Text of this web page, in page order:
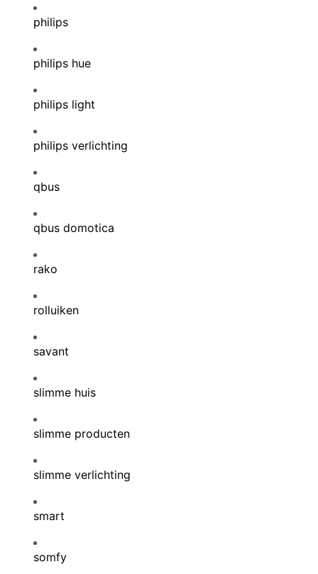
philips
philips hue
philips light
philips verlichting
qbus
qbus domotica
rako
rolluiken
savant
slimme huis
slimme producten
slimme verlichting
smart
somfy